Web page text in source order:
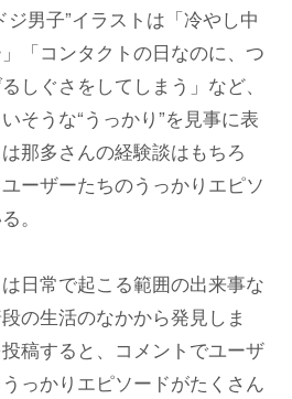
男子”イラストは「冷やし中
「コンタクトの日なのに、つ
しぐさをしてしまう」など、
そうな“うっかり”を見事に表
那多さんの経験談はもちろ
ーザーたちのうっかりエピソ
。
日常で起こる範囲の出来事な
の生活のなかから発見しま
稿すると、コメントでユーザ
っかりエピソードがたくさん